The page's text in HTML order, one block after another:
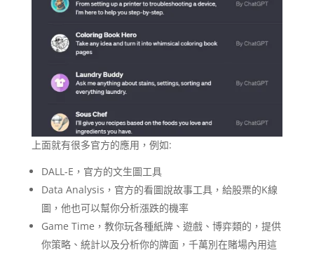
上面就有很多官方的應用，例如:
DALL-E，官方的文生圖工具
Data Analysis，官方的看圖說故事工具，給股票的K線
圖，他也可以幫你分析漲跌的機率
Game Time，教你玩各種紙牌、遊戲、博弈類的，提供
你策略、統計以及分析你的牌面，千萬別在賭場內用這